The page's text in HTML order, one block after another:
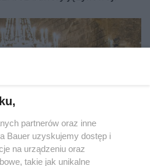
partnerów oraz inne
Bauer uzyskujemy dostęp i
na urządzeniu oraz
takie jak unikalne